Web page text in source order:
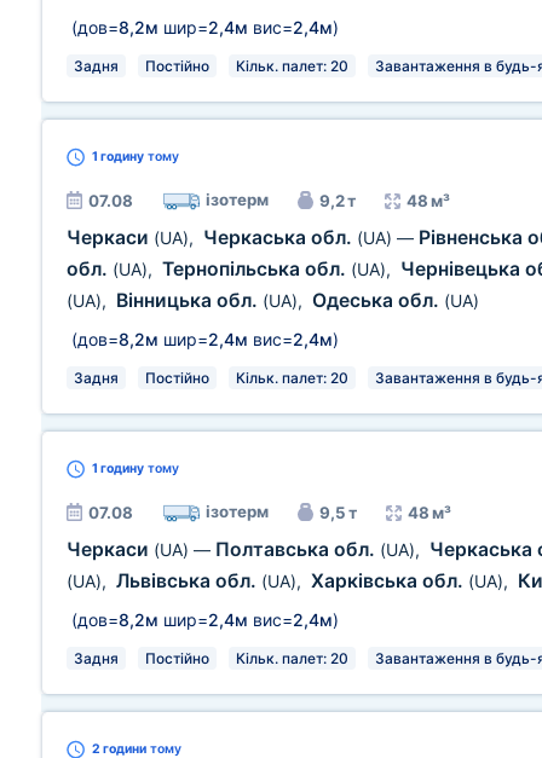
(дов=8,2м шир=2,4м вис=2,4м)
Задня Постійно Кільк. палет: 20 Завантаження в будь-
1 годину тому
07.08 ізотерм 9,2 т 48 м³
Черкаси (UA), Черкаська обл. (UA) — Рівненська
обл. (UA), Тернопільська обл. (UA), Чернівецька
(UA), Вінницька обл. (UA), Одеська обл. (UA)
(дов=8,2м шир=2,4м вис=2,4м)
Задня Постійно Кільк. палет: 20 Завантаження в будь-
1 годину тому
07.08 ізотерм 9,5 т 48 м³
Черкаси (UA) — Полтавська обл. (UA), Черкаська
(UA), Львівська обл. (UA), Харківська обл. (UA),
(дов=8,2м шир=2,4м вис=2,4м)
Задня Постійно Кільк. палет: 20 Завантаження в будь-
2 години тому